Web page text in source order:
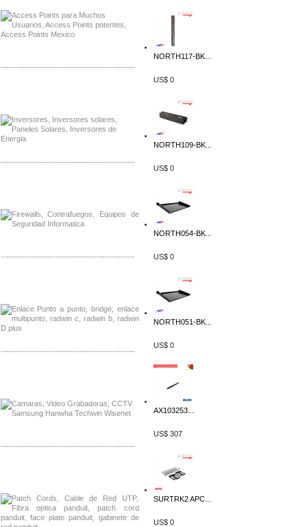
-------------------------------------------------
-------------------------------------------------
-------------------------------------------------
-------------------------------------------------
-------------------------------------------------
NORTH117-BK...
US$ 0
NORTH109-BK...
US$ 0
NORTH054-BK...
US$ 0
NORTH051-BK...
US$ 0
AX103253...
US$ 307
SURTRK2 APC...
US$ 0